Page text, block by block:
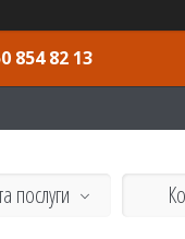
854 82 13
послуги